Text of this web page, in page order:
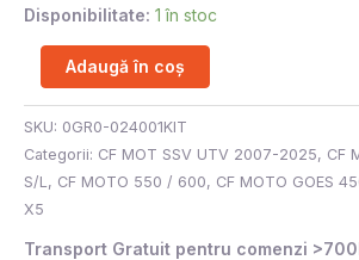
Disponibilitate: 1 în stoc
Adaugă în coș
SKU: 0GR0-024001KIT
Categorii: CF MOT SSV UTV 2007-2025, CF
S/L , CF MOTO 550 / 600, CF MOTO GOES
X5
Transport Gratuit pentru comenzi